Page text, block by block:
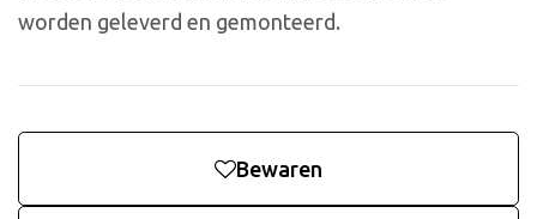
worden geleverd en gemonteerd.
Bewaren